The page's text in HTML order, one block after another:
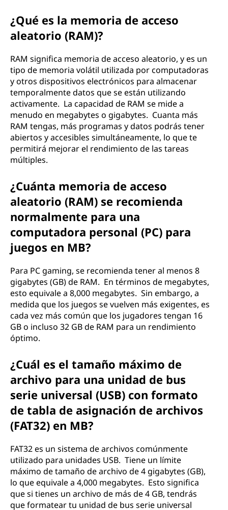
¿Qué es la memoria de acceso
aleatorio (RAM)?
RAM significa memoria de acceso aleatorio, y es un
tipo de memoria volátil utilizada por computadoras
y otros dispositivos electrónicos para almacenar
temporalmente datos que se están utilizando
activamente. La capacidad de RAM se mide a
menudo en megabytes o gigabytes. Cuanta más
RAM tengas, más programas y datos podrás tener
abiertos y accesibles simultáneamente, lo que te
permitirá mejorar el rendimiento de las tareas
múltiples.
¿Cuánta memoria de acceso
aleatorio (RAM) se recomienda
normalmente para una
computadora personal (PC) para
juegos en MB?
Para PC gaming, se recomienda tener al menos 8
gigabytes (GB) de RAM. En términos de megabytes,
esto equivale a 8,000 megabytes. Sin embargo, a
medida que los juegos se vuelven más exigentes, es
cada vez más común que los jugadores tengan 16
GB o incluso 32 GB de RAM para un rendimiento
óptimo.
¿Cuál es el tamaño máximo de
archivo para una unidad de bus
serie universal (USB) con formato
de tabla de asignación de archivos
(FAT32) en MB?
FAT32 es un sistema de archivos comúnmente
utilizado para unidades USB. Tiene un límite
máximo de tamaño de archivo de 4 gigabytes (GB),
lo que equivale a 4,000 megabytes. Esto significa
que si tienes un archivo de más de 4 GB, tendrás
que formatear tu unidad de bus serie universal